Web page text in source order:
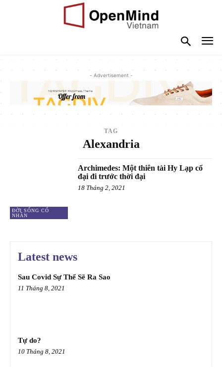
- Advertisement -
TAG
Alexandria
ĐỜI SỐNG CỔ
NHÂN
Archimedes: Một thiên tài Hy Lạp cổ
đại đi trước thời đại
18 Tháng 2, 2021
Latest news
Sau Covid Sự Thể Sẽ Ra Sao
11 Tháng 8, 2021
Tự do?
10 Tháng 8, 2021